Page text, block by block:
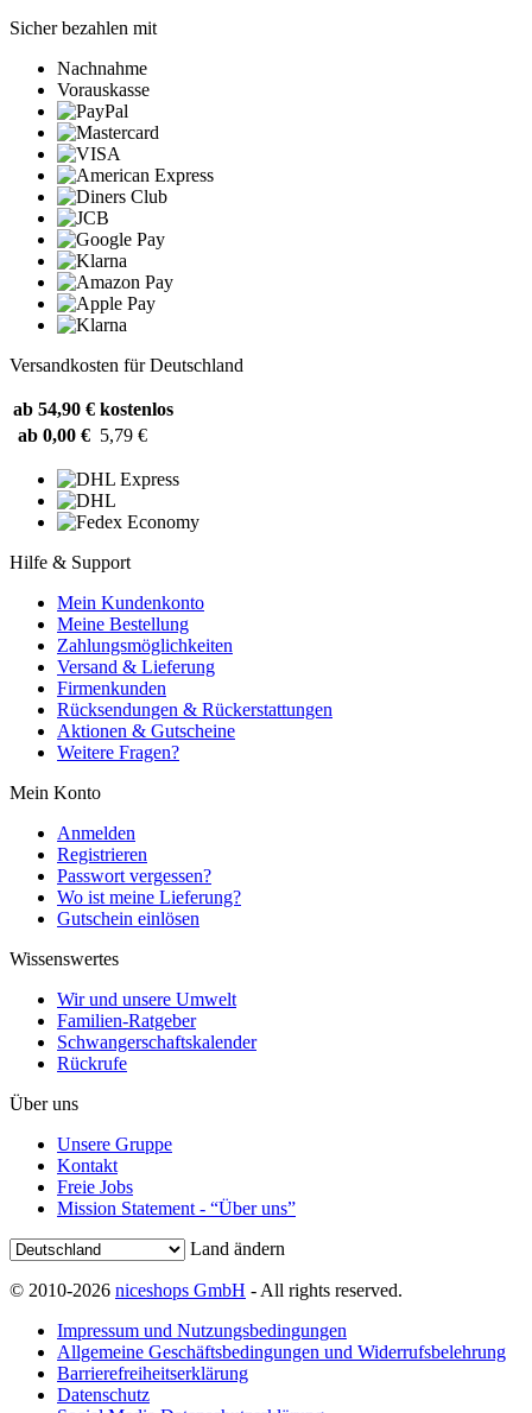
Sicher bezahlen mit
Nachnahme
Vorauskasse
Versandkosten für Deutschland
ab 54,90 € kostenlos
ab 0,00 € 5,79 €
Hilfe & Support
Mein Kundenkonto
Meine Bestellung
Zahlungsmöglichkeiten
Versand & Lieferung
Firmenkunden
Rücksendungen & Rückerstattungen
Aktionen & Gutscheine
Weitere Fragen?
Mein Konto
Anmelden
Registrieren
Passwort vergessen?
Wo ist meine Lieferung?
Gutschein einlösen
Wissenswertes
Wir und unsere Umwelt
Familien-Ratgeber
Schwangerschaftskalender
Rückrufe
Über uns
Unsere Gruppe
Kontakt
Freie Jobs
Mission Statement - “Über uns”
Land ändern
© 2010-2026 niceshops GmbH - All rights reserved.
Impressum und Nutzungsbedingungen
Allgemeine Geschäftsbedingungen und Widerrufsbelehrung
Barrierefreiheitserklärung
Datenschutz